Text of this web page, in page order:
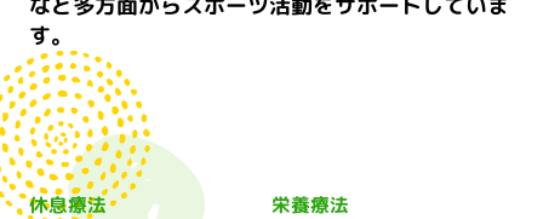
す。
休息療法 栄養療法